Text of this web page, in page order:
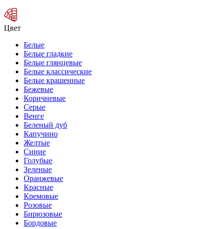
Цвет
Белые
Белые гладкие
Белые глянцевые
Белые классические
Белые крашенные
Бежевые
Коричневые
Серые
Венге
Беленый дуб
Капучино
Желтые
Синие
Голубые
Зеленые
Оранжевые
Красные
Кремовые
Розовые
Бирюзовые
Бордовые